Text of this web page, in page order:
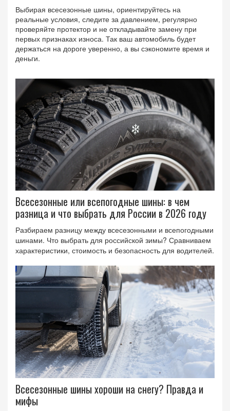
Выбирая всесезонные шины, ориентируйтесь на
реальные условия, следите за давлением, регулярно
проверяйте протектор и не откладывайте замену при
первых признаках износа. Так ваш автомобиль будет
держаться на дороге уверенно, а вы сэкономите время и
деньги.
Всесезонные или всепогодные шины: в чем
разница и что выбрать для России в 2026 году
Разбираем разницу между всесезонными и всепогодными
шинами. Что выбрать для российской зимы? Сравниваем
характеристики, стоимость и безопасность для водителей.
Всесезонные шины хороши на снегу? Правда и
мифы